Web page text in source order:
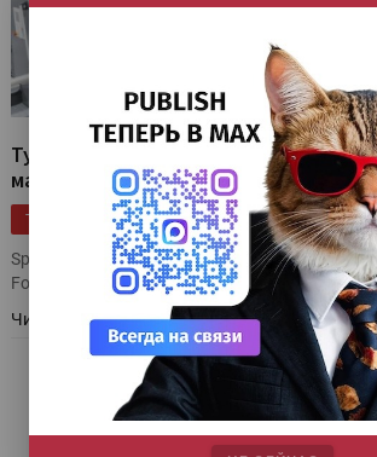
Турецкая типография купила
машину Heidelberg Speedmaster XL
ТЕГИ Инсталляции|Heidelberg|Турция|
Speedmaster XL 106-7+LX-UV установлена в
Folding Carton
Читать далее